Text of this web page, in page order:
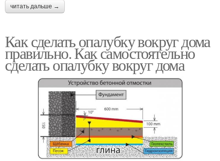
читать дальше →
Как сделать опалубку вокруг дома
правильно. Как самостоятельно
сделать опалубку вокруг дома